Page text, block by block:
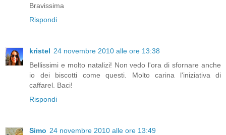
Bravissima
Rispondi
kristel 24 novembre 2010 alle ore 13:38
Bellissimi e molto natalizi! Non vedo l'ora di sfornare anche
io dei biscotti come questi. Molto carina l'iniziativa di
caffarel. Baci!
Rispondi
Simo 24 novembre 2010 alle ore 13:49